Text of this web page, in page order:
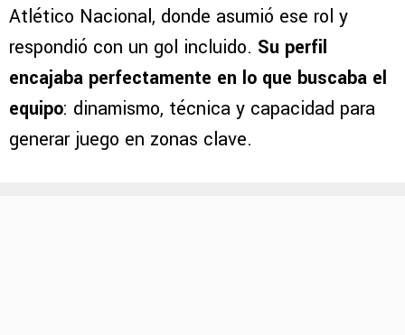
Atlético Nacional, donde asumió ese rol y
respondió con un gol incluido. Su perfil
encajaba perfectamente en lo que buscaba el
equipo: dinamismo, técnica y capacidad para
generar juego en zonas clave.